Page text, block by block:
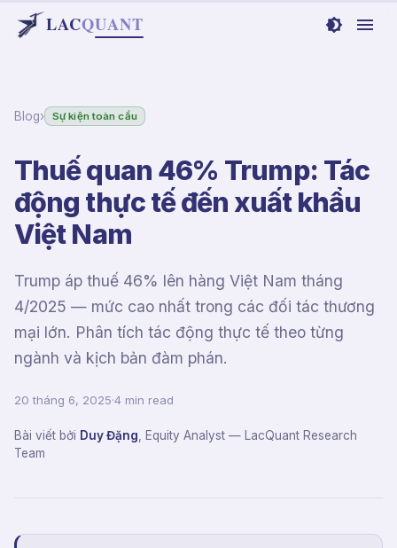
LACQUANT
Blog› Sự kiện toàn cầu
Thuế quan 46% Trump: Tác
động thực tế đến xuất khẩu
Việt Nam
Trump áp thuế 46% lên hàng Việt Nam tháng
4/2025 — mức cao nhất trong các đối tác thương
mại lớn. Phân tích tác động thực tế theo từng
ngành và kịch bản đàm phán.
20 tháng 6, 2025·4 min read
Bài viết bởi Duy Đặng Equity Analyst — LacQuant Research
Team